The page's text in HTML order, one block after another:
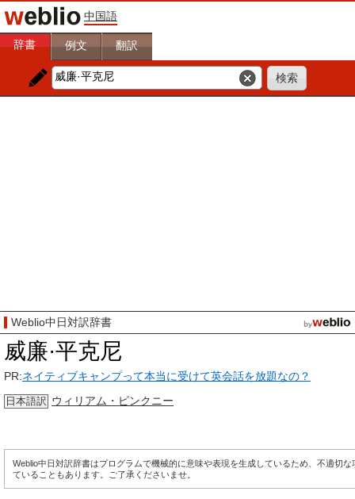
中国語
辞書 例文 翻訳
Weblio中日対訳辞書
威廉·平克尼
PR:ネイティブキャンプって本当に受けて英会話を放題なの？
日本語訳 ウィリアム・ピンクニー
Weblio中日対訳辞書はプログラムで機械的に意味や表現を生成しているため、不適切な
ていることもあります。ご了承くださいませ。